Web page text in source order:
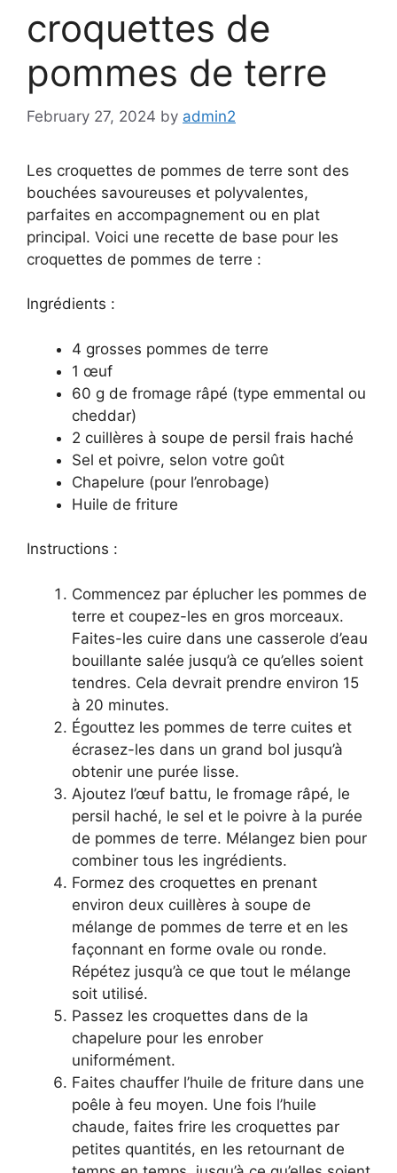
croquettes de
pommes de terre
February 27, 2024 by admin2
Les croquettes de pommes de terre sont des
bouchées savoureuses et polyvalentes,
parfaites en accompagnement ou en plat
principal. Voici une recette de base pour les
croquettes de pommes de terre :
Ingrédients :
4 grosses pommes de terre
1 œuf
60 g de fromage râpé (type emmental ou
cheddar)
2 cuillères à soupe de persil frais haché
Sel et poivre, selon votre goût
Chapelure (pour l’enrobage)
Huile de friture
Instructions :
Commencez par éplucher les pommes de
terre et coupez-les en gros morceaux.
Faites-les cuire dans une casserole d’eau
bouillante salée jusqu’à ce qu’elles soient
tendres. Cela devrait prendre environ 15
à 20 minutes.
Égouttez les pommes de terre cuites et
écrasez-les dans un grand bol jusqu’à
obtenir une purée lisse.
Ajoutez l’œuf battu, le fromage râpé, le
persil haché, le sel et le poivre à la purée
de pommes de terre. Mélangez bien pour
combiner tous les ingrédients.
Formez des croquettes en prenant
environ deux cuillères à soupe de
mélange de pommes de terre et en les
façonnant en forme ovale ou ronde.
Répétez jusqu’à ce que tout le mélange
soit utilisé.
Passez les croquettes dans de la
chapelure pour les enrober
uniformément.
Faites chauffer l’huile de friture dans une
poêle à feu moyen. Une fois l’huile
chaude, faites frire les croquettes par
petites quantités, en les retournant de